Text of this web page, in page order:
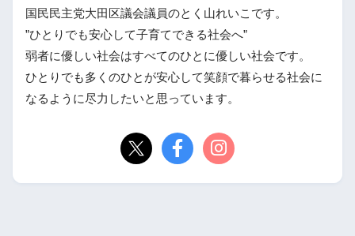
国民民主党大田区議会議員のとく山れいこです。
”ひとりでも安心して子育てできる社会へ”
弱者に優しい社会はすべてのひとに優しい社会です。
ひとりでも多くのひとが安心して笑顔で暮らせる社会に
なるように尽力したいと思っています。